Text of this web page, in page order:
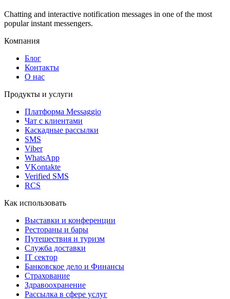
Chatting and interactive notification messages in one of the most
popular instant messengers.
Компания
Блог
Контакты
О нас
Продукты и услуги
Платформа Messaggio
Чат с клиентами
Каскадные рассылки
SMS
Viber
WhatsApp
VKontakte
Verified SMS
RCS
Как использовать
Выставки и конференции
Рестораны и бары
Путешествия и туризм
Служба доставки
IT сектор
Банковское дело и Финансы
Страхование
Здравоохранение
Рассылка в сфере услуг